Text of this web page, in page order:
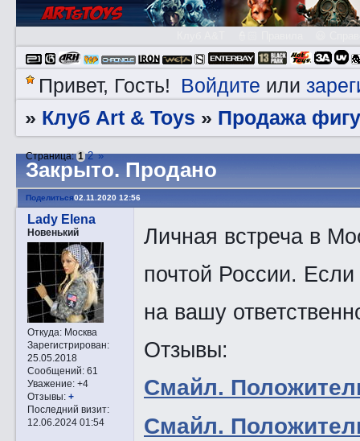
Привет, Гость! Войдите или
» Клуб Art & Toys » Продажа
Закрытo. Продано
Страница:1 2 »
Поделиться02.11.2020 12:56
Lady Elena
Новенький
Откуда:Москва
Зарегистрирован:
25.05.2018
Сообщений:61
Уважение: +4
Отзывы: +
Последний визит:
12.06.2024 01:54
Личная встреча в
почтой России.
на вашу
Отзывы:
Смaйл.
Смaйл.